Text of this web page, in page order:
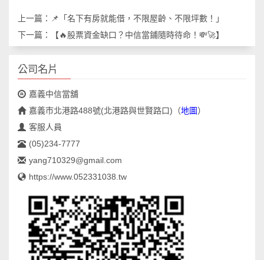
上一篇： 📌「名下有房就能借，不限屋齡、不限坪數！」
下一篇：
【🔥股票資金缺口？中信當鋪隨時待命！💸🚀】
公司名片
嘉義中信當舖
嘉義市北港路488號(北港路與世賢路口) （地圖）
客服人員
(05)234-7777
yang710329@gmail.com
https://www.052331038.tw